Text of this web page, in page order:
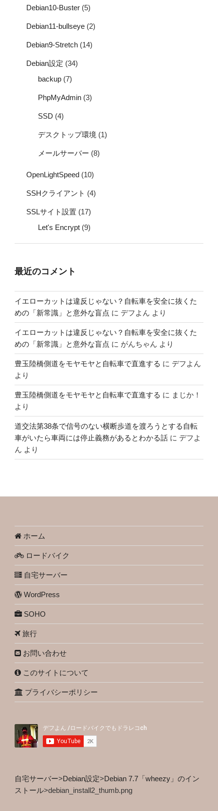
Debian10-Buster (5)
Debian11-bullseye (2)
Debian9-Stretch (14)
Debian設定 (34)
backup (7)
PhpMyAdmin (3)
SSD (4)
デスクトップ環境 (1)
メールサーバー (8)
OpenLightSpeed (10)
SSHクライアント (4)
SSLサイト設置 (17)
Let's Encrypt (9)
最近のコメント
イエローカットは違反じゃない？自転車を安全に抜くた
めの「新常識」と意外な盲点 に デフよん より
イエローカットは違反じゃない？自転車を安全に抜くた
めの「新常識」と意外な盲点 に がんちゃん より
豊玉陸橋側道をモヤモヤと自転車で直進する に デフよん
より
豊玉陸橋側道をモヤモヤと自転車で直進する に まじか！
より
道交法第38条で信号のない横断歩道を渡ろうとする自転
車がいたら車両には停止義務があるとわかる話 に デフよ
ん より
ホーム
ロードバイク
自宅サーバー
WordPress
SOHO
旅行
お問い合わせ
このサイトについて
プライバシーポリシー
自宅サーバー>Debian設定>Debian 7.7「wheezy」のイン
ストール>debian_install2_thumb.png